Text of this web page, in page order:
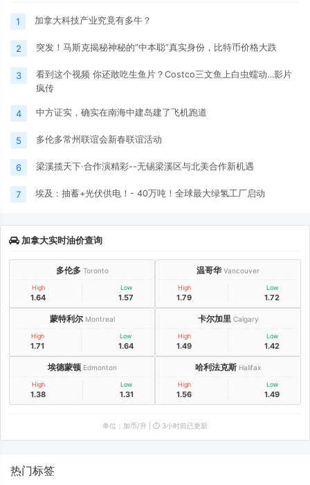
1 加拿大科技产业究竟有多牛？
2 突发！马斯克揭秘神秘的“中本聪”真实身份，比特币价格大跌
3
看到这个视频 你还敢吃生鱼片？Costco三文鱼上白虫蠕动…影片
疯传
4 中方证实，确实在南海中建岛建了飞机跑道
5 多伦多常州联谊会新春联谊活动
6 梁溪揽天下·合作演精彩--无锡梁溪区与北美合作新机遇
7 埃及 : 抽蓄+光伏供电！- 40万吨！全球最大绿氢工厂启动
加拿大实时油价查询
多伦多 Toronto
High
1.64
Low
1.57
温哥华 Vancouver
High
1.79
Low
1.72
蒙特利尔 Montreal
High
1.71
Low
1.64
卡尔加里 Calgary
High
1.49
Low
1.42
埃德蒙顿 Edmonton
High
1.38
Low
1.31
哈利法克斯 Halifax
High
1.56
Low
1.49
单位：加币/升 | ⏱️ 3小时前已更新
热门标签